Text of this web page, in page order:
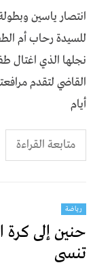
انتصار ياسين
للسيدة رحاب أم
نجلها الذي اغتال
القاضي لتقدم
أيام
متابعة القراءة
رياضة
حنين إلى
تنسى